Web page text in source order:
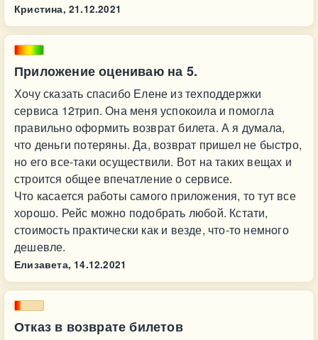
Кристина, 21.12.2021
Приложение оцениваю на 5.
Хочу сказать спасибо Елене из техподдержки
сервиса 12трип. Она меня успокоила и помогла
правильно оформить возврат билета. А я думала,
что деньги потеряны. Да, возврат пришел не быстро,
но его все-таки осуществили. Вот на таких вещах и
строится общее впечатление о сервисе.
Что касается работы самого приложения, то тут все
хорошо. Рейс можно подобрать любой. Кстати,
стоимость практически как и везде, что-то немного
дешевле.
Елизавета, 14.12.2021
Отказ в возврате билетов